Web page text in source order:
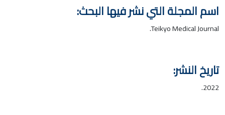
اسم المجلة التي نشر فيها البحث:
Teikyo Medical Journal.
تاريخ النشر:
2022.